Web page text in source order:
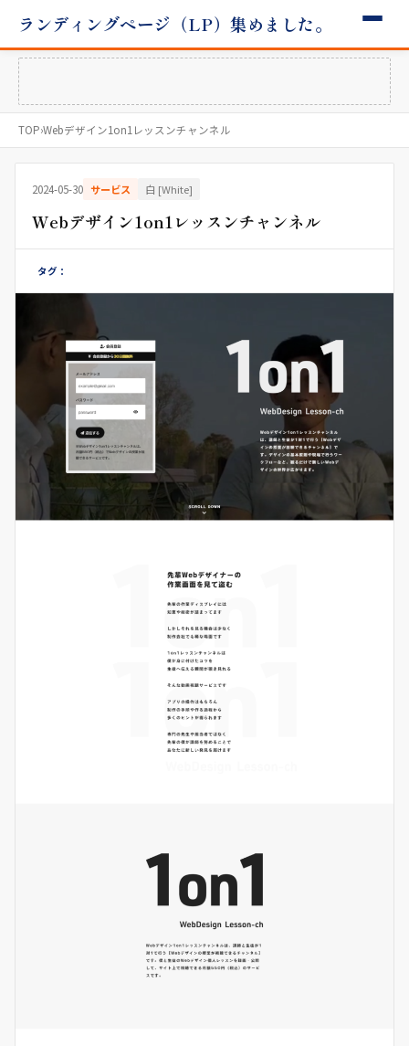
ランディングページ（LP）集めました。
TOP›Webデザイン1on1レッスンチャンネル
2024-05-30 サービス 白 [White]
Webデザイン1on1レッスンチャンネル
タグ：